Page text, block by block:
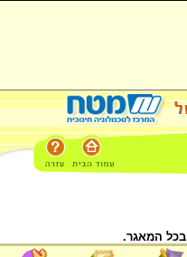
בכל המאגר.